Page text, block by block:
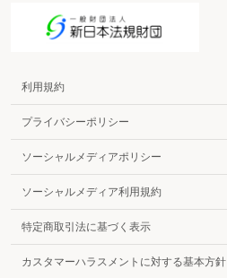
利用規約
プライバシーポリシー
ソーシャルメディアポリシー
ソーシャルメディア利用規約
特定商取引法に基づく表示
カスタマーハラスメントに対する基本方針